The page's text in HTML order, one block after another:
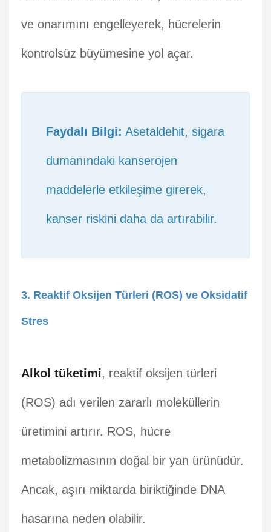
ve onarımını engelleyerek, hücrelerin
kontrolsüz büyümesine yol açar.
Faydalı Bilgi: Asetaldehit, sigara
dumanındaki kanserojen
maddelerle etkileşime girerek,
kanser riskini daha da artırabilir.
3. Reaktif Oksijen Türleri (ROS) ve Oksidatif
Stres
Alkol tüketimi, reaktif oksijen türleri
(ROS) adı verilen zararlı moleküllerin
üretimini artırır. ROS, hücre
metabolizmasının doğal bir yan ürünüdür.
Ancak, aşırı miktarda biriktiğinde DNA
hasarına neden olabilir.